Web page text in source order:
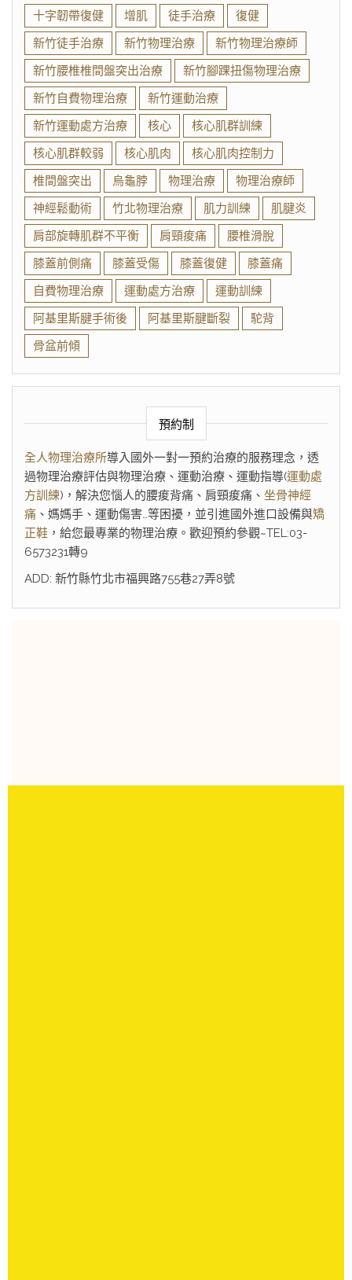
十字韌帶復健 增肌 徒手治療
復健
新竹徒手治療
新竹物理治療
新竹物理治療師
新竹腰椎椎間盤突出治療
新竹腳踝扭傷物理治療
新竹自費物理治療
新竹運動治療
新竹運動處方治療
核心
核心肌群訓練
核心肌群較弱
核心肌肉
核心肌肉控制力
椎間盤突出
烏龜脖 物理治療
物理治療師
神經鬆動術
竹北物理治療 肌力訓練
肌腱炎
肩部旋轉肌群不平衡
肩頸痠痛
腰椎滑脫
膝蓋前側痛
膝蓋受傷 膝蓋復健
膝蓋痛
自費物理治療
運動處方治療
運動訓練
阿基里斯腱手術後
阿基里斯腱斷裂
駝背
骨盆前傾
預約制
全人物理治療所導入國外一對一預約治療的服務理念，透
過物理治療評估與物理治療、運動治療、運動指導(運動處
方訓練)，解決您惱人的腰痠背痛、肩頸痠痛、 坐骨神經
痛 、媽媽手、運動傷害…等困擾，並引進國外進口設備與矯
正鞋 ，給您最專業的物理治療。歡迎預約參觀~TEL:03-
6573231轉9
ADD: 新竹縣竹北市福興路755巷27弄8號